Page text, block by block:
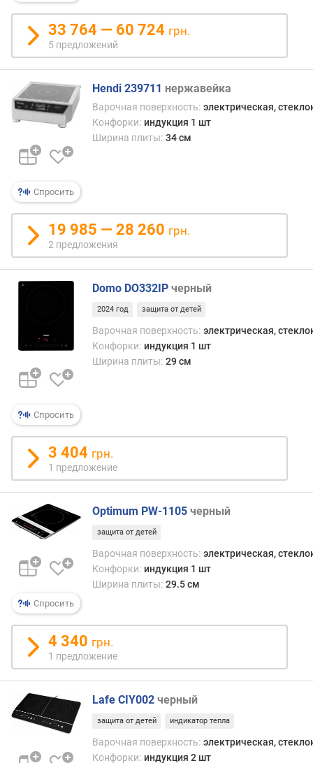
й
к
о
н
р
к
(
к
т
)
м
н
ь
б
о
л
ш
о
й
к
о
р
и
(
В
т
а
с
н
33 764 — 60 724 грн.
5 предложений
Спросить
Hendi 239711 нержавейка
Варочная поверхность: электрическая,
Конфорки: индукция 1 шт
Ширина плиты: 34 см
19 985 — 28 260 грн.
2 предложения
Спросить
Domo DO332IP черный
2024 год защита от детей
Варочная поверхность: электрическая,
Конфорки: индукция 1 шт
Ширина плиты: 29 см
3 404 грн.
1 предложение
Спросить
Optimum PW-1105 черный
защита от детей
Варочная поверхность: электрическая,
Конфорки: индукция 1 шт
Ширина плиты: 29.5 см
4 340 грн.
1 предложение
Lafe CIY002 черный
защита от детей индикатор тепла
Варочная поверхность: электрическая,
Конфорки: индукция 2 шт